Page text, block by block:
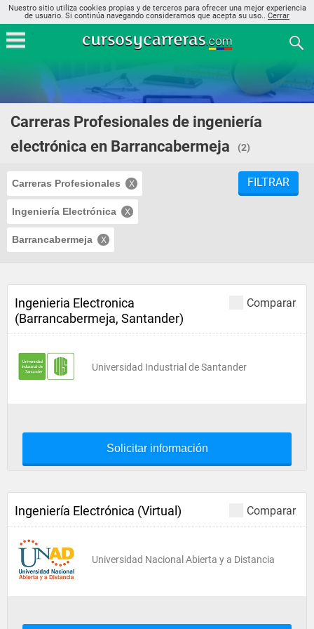
Nuestro sitio utiliza cookies propias y de terceros para ofrecer una mejor experiencia
de usuario. Si continúa navegando consideramos que acepta su uso.. Cerrar
Carreras Profesionales de ingeniería
electrónica en Barrancabermeja
(2)
Carreras Profesionales
Ingeniería Electrónica
Barrancabermeja
FILTRAR
Comparar
Ingenieria Electronica
(Barrancabermeja, Santander)
Universidad Industrial de Santander
Solicitar información
Comparar
Ingeniería Electrónica (Virtual)
Universidad Nacional Abierta y a Distancia